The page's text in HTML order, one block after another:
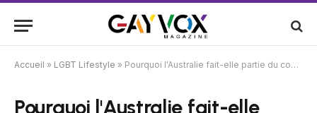
Accueil » LGBT Lifestyle » Pourquoi l'Australie fait-elle partie du concours Eurovision de la chanson alors que Delta Goodrem impressionne lors du lancement
Pourquoi l'Australie fait-elle